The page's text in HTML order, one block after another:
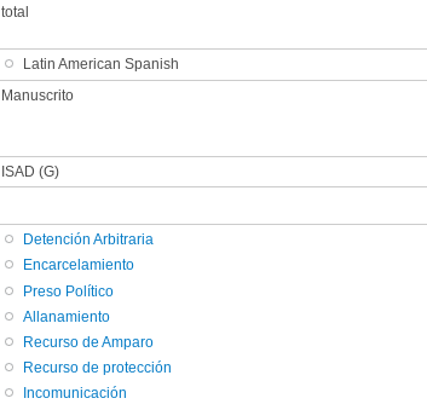
total
Latin American Spanish
Manuscrito
ISAD (G)
Detención Arbitraria
Encarcelamiento
Preso Político
Allanamiento
Recurso de Amparo
Recurso de protección
Incomunicación